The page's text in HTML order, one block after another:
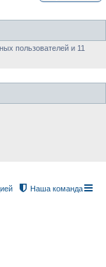
пользователей и 11
Наша команда